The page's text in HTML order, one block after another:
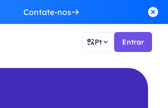
Contate-nos
Pt Entrar